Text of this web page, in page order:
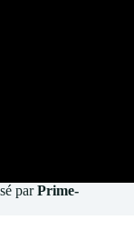
parPrime-